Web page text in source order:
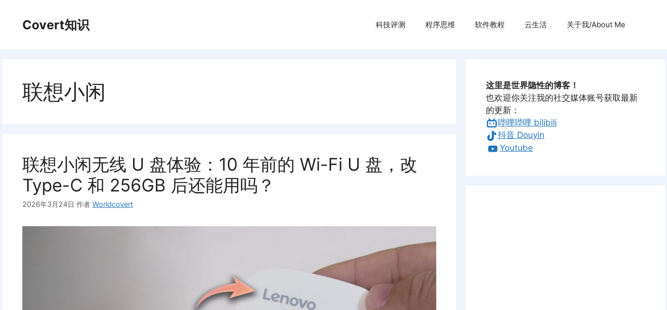
Covert知识 科技评测 程序思维 软件教程 云生活 关于我/About Me
联想小闲
联想小闲无线 U 盘体验：10 年前的 Wi-Fi U 盘，改
Type-C 和 256GB 后还能用吗？
2026年3月24日 作者 Worldcovert
这里是世界隐性的博客！
也欢迎你关注我的社交媒体账号获取最新
的更新：
哔哩哔哩 bilibili
抖音 Douyin
Youtube